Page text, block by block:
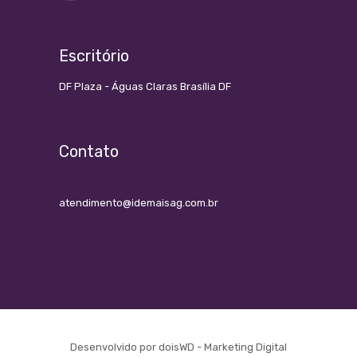
Escritório
DF Plaza - Águas Claras Brasília DF
Contato
atendimento@idemaisag.com.br
Desenvolvido por doisWD - Marketing Digital